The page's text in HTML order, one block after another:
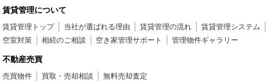
賃貸管理について
賃貸管理トップ 当社が選ばれる理由 賃貸管理の流れ
賃貸管理システム
空室対策
相続のご相談 空き家管理サポート 管理物件ギャラリー
不動産売買
売買物件 買取・売却相談 無料売却査定